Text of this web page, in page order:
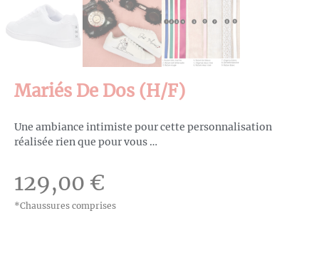
Mariés De Dos (h/f)
Une ambiance intimiste pour cette personnalisation
réalisée rien que pour vous …
129,00 €
*Chaussures comprises